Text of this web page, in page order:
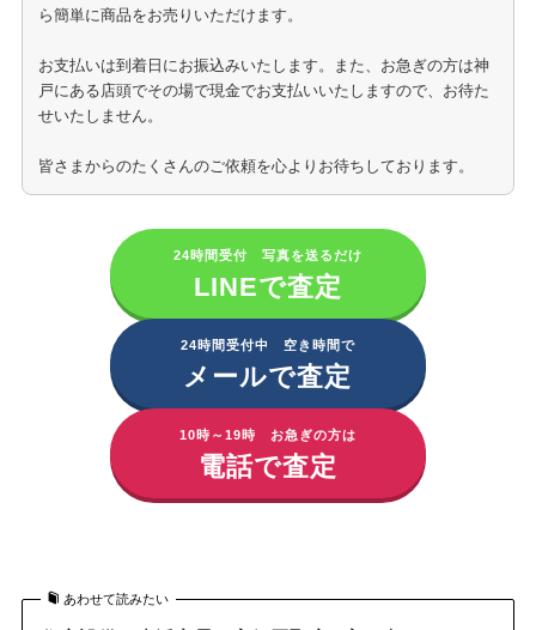
ら簡単に商品をお売りいただけます。
お支払いは到着日にお振込みいたします。また、お急ぎの方は神
戸にある店頭でその場で現金でお支払いいたしますので、お待た
せいたしません。
皆さまからのたくさんのご依頼を心よりお待ちしております。
24時間受付 写真を送るだけ
LINEで査定
24時間受付中 空き時間で
メールで査定
10時～19時 お急ぎの方は
電話で査定
あわせて読みたい